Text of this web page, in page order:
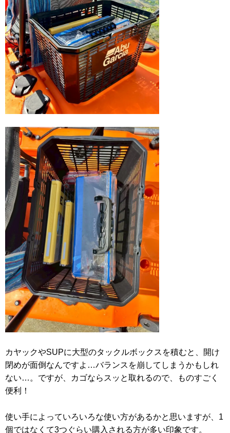
カヤックやSUPに大型のタックルボックスを積むと、開け
閉めが面倒なんですよ…バランスを崩してしまうかもしれ
ない…。ですが、カゴならスッと取れるので、ものすごく
便利！
使い手によっていろいろな使い方があるかと思いますが、1
個ではなくて3つぐらい購入される方が多い印象です。